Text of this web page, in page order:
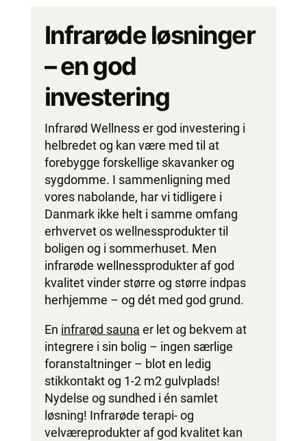
Infrarøde løsninger
– en god
investering
Infrarød Wellness er god investering i
helbredet og kan være med til at
forebygge forskellige skavanker og
sygdomme. I sammenligning med
vores nabolande, har vi tidligere i
Danmark ikke helt i samme omfang
erhvervet os wellnessprodukter til
boligen og i sommerhuset. Men
infrarøde wellnessprodukter af god
kvalitet vinder større og større indpas
herhjemme – og dét med god grund.
En infrarød sauna er let og bekvem at
integrere i sin bolig – ingen særlige
foranstaltninger – blot en ledig
stikkontakt og 1-2 m2 gulvplads!
Nydelse og sundhed i én samlet
løsning! Infrarøde terapi- og
velværeprodukter af god kvalitet kan